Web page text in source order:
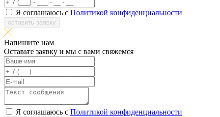
Я соглашаюсь с Политикой конфиденциальности
оставить заявку
Напишите нам
Оставьте заявку и мы с вами свяжемся
Я соглашаюсь с Политикой конфиденциальности